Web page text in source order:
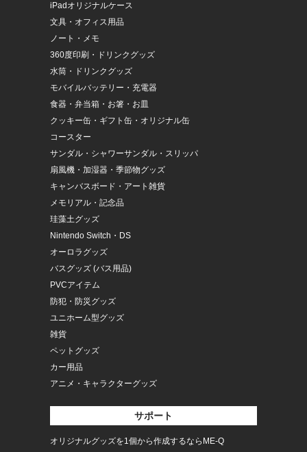
iPadオリジナルケース
文具・オフィス用品
ノート・メモ
360度印刷・ドリンクグッズ
水筒・ドリンクグッズ
モバイルバッテリー・充電器
食器・弁当箱・お箸・お皿
クッキー缶・ギフト缶・オリジナル缶
コースター
サンダル・シャワーサンダル・スリッパ
扇風機・加湿器・季節物グッズ
キャンバスボード・アート雑貨
メモリアル・記念品
珪藻土グッズ
Nintendo Switch・DS
オーロラグッズ
バスグッズ (バス用品)
PVCアイテム
防犯・防災グッズ
ユニホーム型グッズ
雑貨
ペットグッズ
カー用品
アニメ・キャラクターグッズ
サポート
オリジナルグッズを1個から作成するならME-Q